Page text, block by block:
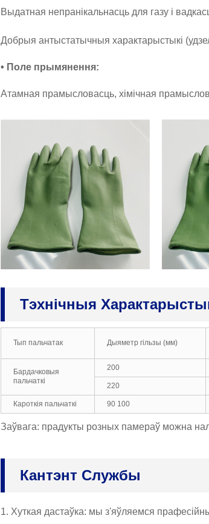
Выдатная непранікальнасць для газу і
Добрыя антыстатычныя характарыстыкі
• Поле прымянення:
Атамная прамысловасць, хімічная
Тэхнічныя
Тып пальчатак Дыяметр гільзы (мм)
Бардачковыя
пальчаткі
200
220
Кароткія пальчаткі 90 100
Заўвага: прадукты розных памераў можна
Кантэнт Службы
1. Хуткая дастаўка: мы з'яўляемся